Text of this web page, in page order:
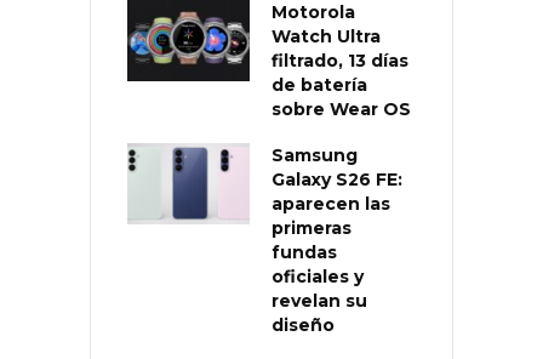
Motorola
Watch Ultra
filtrado, 13 días
de batería
sobre Wear OS
Samsung
Galaxy S26 FE:
aparecen las
primeras
fundas
oficiales y
revelan su
diseño